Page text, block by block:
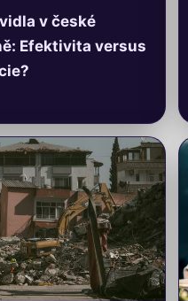
v české
Efektivita versus